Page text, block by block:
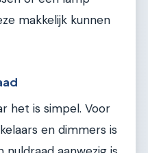
makkelijk kunnen
het is simpel. Voor
en dimmers is